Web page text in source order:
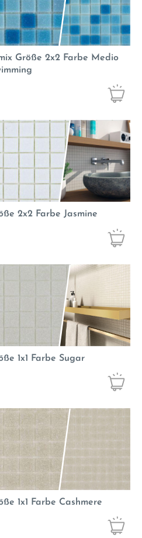
Größe 2x2 Farbe Medio
2x2 Farbe Jasmine
1x1 Farbe Sugar
1x1 Farbe Cashmere